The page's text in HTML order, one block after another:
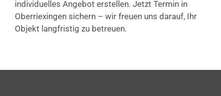
individuelles Angebot erstellen. Jetzt Termin in
Oberriexingen sichern – wir freuen uns darauf, Ihr
Objekt langfristig zu betreuen.